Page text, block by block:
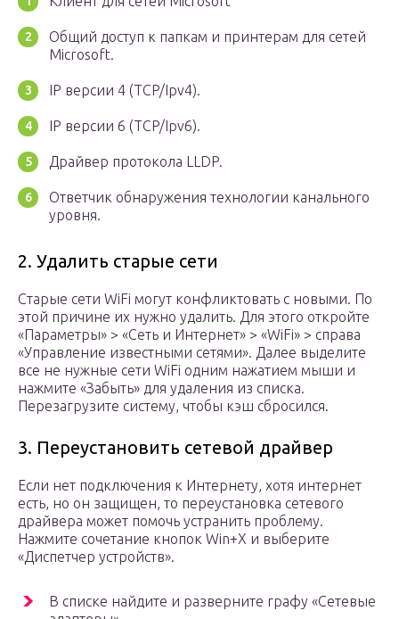
Общий доступ к папкам и принтерам для сетей
Microsoft.
IP версии 4 (TCP/Ipv4).
IP версии 6 (TCP/Ipv6).
Драйвер протокола LLDP.
Ответчик обнаружения технологии канального
уровня.
2. Удалить старые сети
Старые сети WiFi могут конфликтовать с новыми. По
этой причине их нужно удалить. Для этого откройте
«Параметры» > «Сеть и Интернет» > «WiFi» > справа
«Управление известными сетями». Далее выделите
все не нужные сети WiFi одним нажатием мыши и
нажмите «Забыть» для удаления из списка.
Перезагрузите систему, чтобы кэш сбросился.
3. Переустановить сетевой драйвер
Если нет подключения к Интернету, хотя интернет
есть, но он защищен, то переустановка сетевого
драйвера может помочь устранить проблему.
Нажмите сочетание кнопок Win+X и выберите
«Диспетчер устройств».
В списке найдите и разверните графу «Сетевые